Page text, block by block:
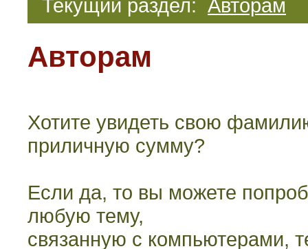
Текущий раздел: Авторам
Авторам
Хотите увидеть свою
приличную сумму?
Если да, то вы можете
любую тему,
связанную с компьютерами,